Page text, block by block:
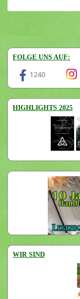
FOLGE UNS AUF:
1240
HIGHLIGHTS 2025
WIR SIND